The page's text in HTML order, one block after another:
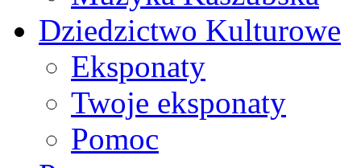
Dziedzictwo Kulturowe
Eksponaty
Twoje eksponaty
Pomoc